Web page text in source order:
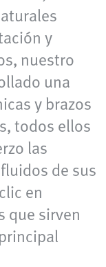
y
nuestro
una
y brazos
todos ellos
las
de sus
en
que sirven